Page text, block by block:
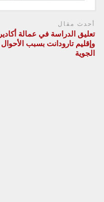
أحدث مقال
تعليق الدراسة في عمالة أكادير
وإقليم تارودانت بسبب الأحوال
الجوية